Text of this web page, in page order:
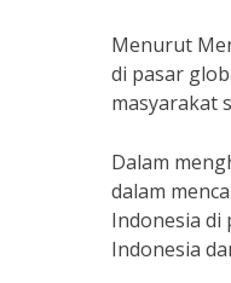
Menurut
di pasar
masyarakat
Dalam
dalam
Indonesia di
Indonesia